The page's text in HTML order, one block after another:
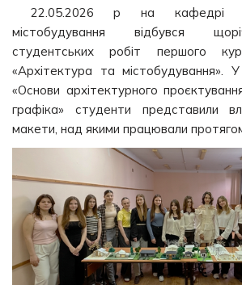
22.05.2026 р на кафедрі
містобудування відбувся
студентських робіт першого
«Архітектура та містобудування».
«Основи архітектурного
графіка» студенти представили
макети, над якими працювали